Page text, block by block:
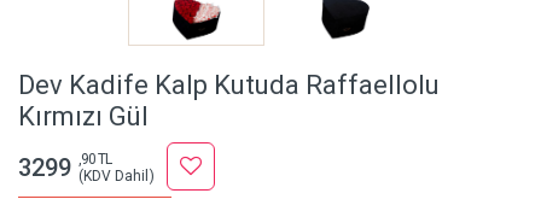
Dev Kadife Kalp Kutuda Raffaellolu
Kırmızı Gül
3299 ,90 TL
(KDV Dahil)